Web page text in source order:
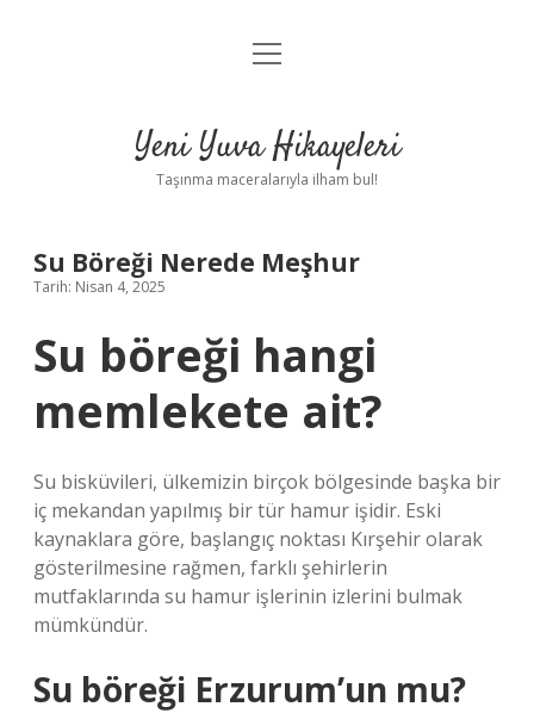
Anasayfa
Yasal Uyarı
menüyü
Yeni Yuva Hikayeleri
Taşınma maceralarıyla ilham bul!
Su Böreği Nerede Meşhur
Tarih: Nisan 4, 2025
Su böreği hangi
memlekete ait?
Su bisküvileri, ülkemizin birçok bölgesinde başka bir
iç mekandan yapılmış bir tür hamur işidir. Eski
kaynaklara göre, başlangıç ​​noktası Kırşehir olarak
gösterilmesine rağmen, farklı şehirlerin
mutfaklarında su hamur işlerinin izlerini bulmak
mümkündür.
Su böreği Erzurum’un mu?